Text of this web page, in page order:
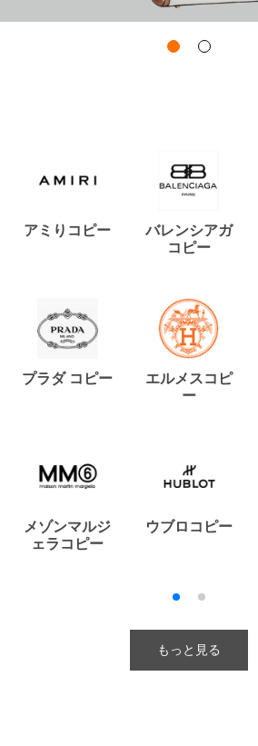
アミりコピー
バレンシアガ
コピー
プラダ コピー
エルメスコピ
ー
メゾンマルジ
ェラコピー
ウブロコピー
もっと見る